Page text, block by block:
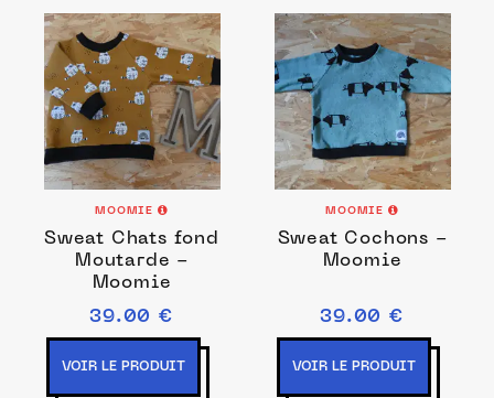
MOOMIE
Sweat Chats fond
Moutarde -
Moomie
39.00 €
VOIR LE PRODUIT
MOOMIE
Sweat Cochons -
Moomie
39.00 €
VOIR LE PRODUIT